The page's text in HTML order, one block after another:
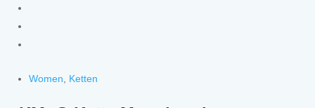
Women Ketten